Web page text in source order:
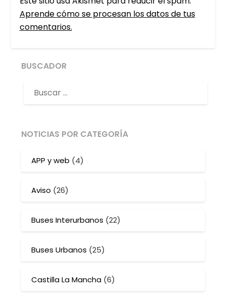
Aprende cómo se procesan los datos de tus
comentarios.
BUSCADOR
NOTICIAS POR CATEGORÍA
APP y web (4)
Aviso (26)
Buses Interurbanos (22)
Buses Urbanos (25)
Castilla La Mancha (6)